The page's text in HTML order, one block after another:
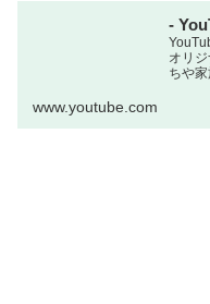
-
オリ
ちや
www.youtube.com